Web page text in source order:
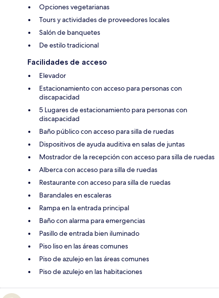
Opciones vegetarianas
Tours y actividades de proveedores locales
Salón de banquetes
De estilo tradicional
Facilidades de acceso
Elevador
Estacionamiento con acceso para personas con
discapacidad
5 Lugares de estacionamiento para personas con
discapacidad
Baño público con acceso para silla de ruedas
Dispositivos de ayuda auditiva en salas de juntas
Mostrador de la recepción con acceso para silla de ruedas
Alberca con acceso para silla de ruedas
Restaurante con acceso para silla de ruedas
Barandales en escaleras
Rampa en la entrada principal
Baño con alarma para emergencias
Pasillo de entrada bien iluminado
Piso liso en las áreas comunes
Piso de azulejo en las áreas comunes
Piso de azulejo en las habitaciones